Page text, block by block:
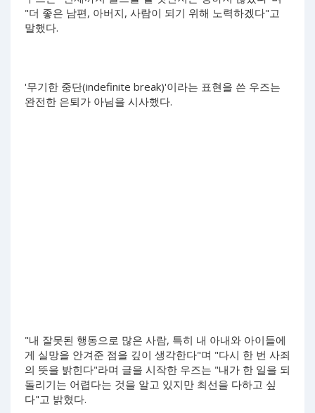
"더 좋은 남편, 아버지, 사람이 되기 위해 노력하겠다"고
말했다.
'무기한 중단(indefinite break)'이라는 표현을 쓴 우즈는
완전한 은퇴가 아님을 시사했다.
"내 잘못된 행동으로 많은 사람, 특히 내 아내와 아이들에
게 실망을 안겨준 점을 깊이 생각한다"며 "다시 한 번 사죄
의 뜻을 밝힌다"라며 글을 시작한 우즈는 "내가 한 일을 되
돌리기는 어렵다는 것을 알고 있지만 최선을 다하고 싶
다"고 밝혔다.